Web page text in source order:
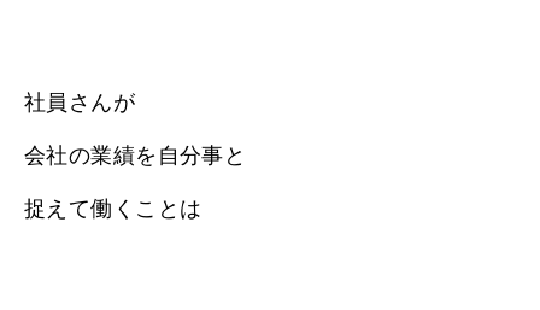
社員さんが
会社の業績を自分事と
捉えて働くことは